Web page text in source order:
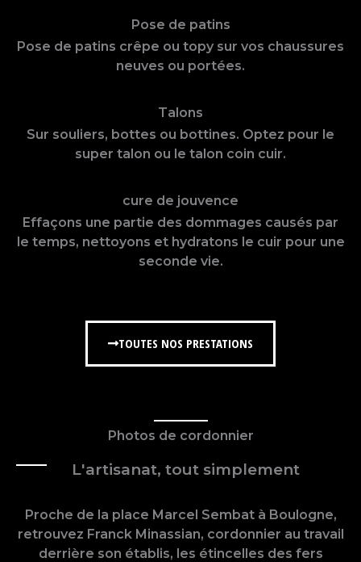
Pose de patins
Pose de patins crêpe ou topy sur vos chaussures
neuves ou portées.
Talons
Sur souliers, bottes ou bottines. Optez pour le
super talon ou le talon coin cuir.
cure de jouvence
Effaçons une partie des dommages causés par
le temps, nettoyons et hydratons le cuir pour une
seconde vie.
TOUTES NOS PRESTATIONS
Photos de cordonnier
L'artisanat, tout simplement
Proche de la place Marcel Sembat à Boulogne,
retrouvez Franck Minassian, cordonnier au travail
derrière son établis, les étincelles des fers